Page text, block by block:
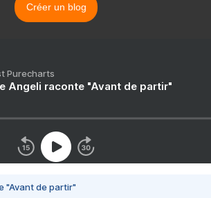
Créer un blog
Purecharts
Angeli raconte "Avant de partir"
"Avant de partir"